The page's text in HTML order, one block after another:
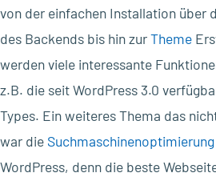
von der einfachen Installation über
des Backends bis hin zurTheme
werden viele interessante
z.B. die seit WordPress 3.0
Types. Ein weiteres Thema das
war die Suchmaschinenoptimierung
WordPress, denn die beste